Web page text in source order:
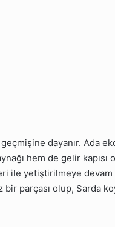
dayanır. Ada
hem de gelir kapısı
ile yetiştirilmeye
parçası olup, Sarda